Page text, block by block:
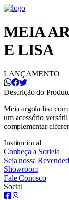
MEIA
E LISA
LANÇAMENTO
Descrição do
Meia argola lisa com
um acessório
complementar
Institucional
Conheça a Soriela
Seja nossa
Showroom
Fale Conosco
Social